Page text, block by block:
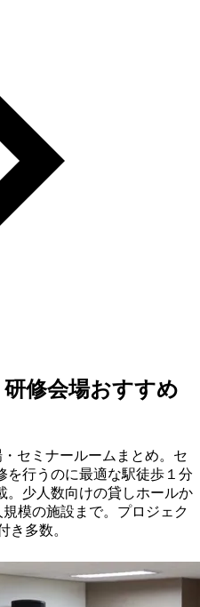
修会場おすすめ
セミナールームまとめ。セ
を行うのに最適な駅徒歩１分
。少人数向けの貸しホールか
模の施設まで。プロジェク
き多数。